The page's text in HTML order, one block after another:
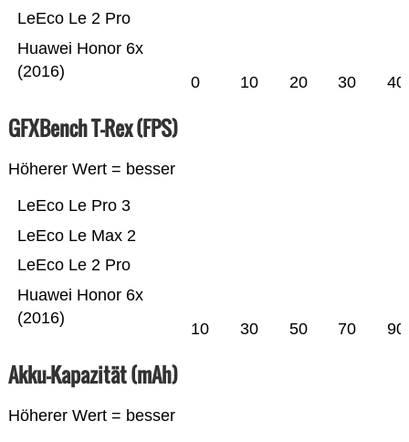
Huawei Honor 6x
(2016)
LeEco Le 2 Pro
0 10 20 30 40
GFXBench T-Rex (FPS)
Höherer Wert = besser
Huawei Honor 6x
(2016)
LeEco Le 2 Pro
LeEco Le Max 2
LeEco Le Pro 3
10 30 50 70 90
Akku-Kapazität (mAh)
Höherer Wert = besser